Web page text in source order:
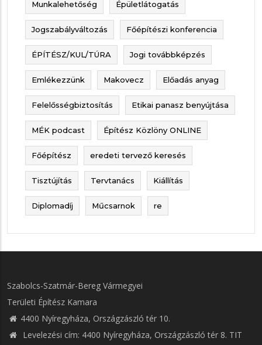
Munkalehetőség Épületlátogatás
Jogszabályváltozás Főépítészi konferencia
ÉPÍTÉSZ/KUL/TÚRA Jogi továbbképzés
Emlékezzünk Makovecz Előadás anyag
Felelősségbiztosítás Etikai panasz benyújtása
MÉK podcast Építész Közlöny ONLINE
Főépítész eredeti tervező keresés
Tisztújítás Tervtanács Kiállítás
Diplomadíj Műcsarnok re
Szabolcs-Szatmár-Bereg Vármegyei
Területi Építész Kamara
4400 Nyíregyháza, Országzászló tér 10.
Levelezési cím: 4400 Nyíregyháza, Országzászló tér 8. TIT